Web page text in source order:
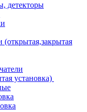
детекторы
(открытая,закрытая
установка)